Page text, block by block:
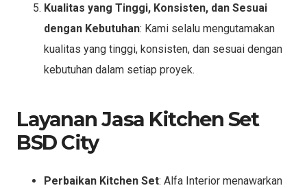
Kualitas yang Tinggi, Konsisten, dan Sesuai
dengan Kebutuhan: Kami selalu mengutamakan
kualitas yang tinggi, konsisten, dan sesuai dengan
kebutuhan dalam setiap proyek.
Layanan Jasa Kitchen Set
BSD City
Perbaikan Kitchen Set: Alfa Interior menawarkan